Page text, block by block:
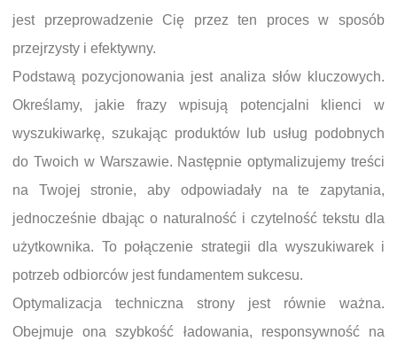
jest przeprowadzenie Cię przez ten proces w sposób
przejrzysty i efektywny.
Podstawą pozycjonowania jest analiza słów kluczowych.
Określamy, jakie frazy wpisują potencjalni klienci w
wyszukiwarkę, szukając produktów lub usług podobnych
do Twoich w Warszawie. Następnie optymalizujemy treści
na Twojej stronie, aby odpowiadały na te zapytania,
jednocześnie dbając o naturalność i czytelność tekstu dla
użytkownika. To połączenie strategii dla wyszukiwarek i
potrzeb odbiorców jest fundamentem sukcesu.
Optymalizacja techniczna strony jest równie ważna.
Obejmuje ona szybkość ładowania, responsywność na